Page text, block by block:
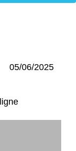
05/06/2025